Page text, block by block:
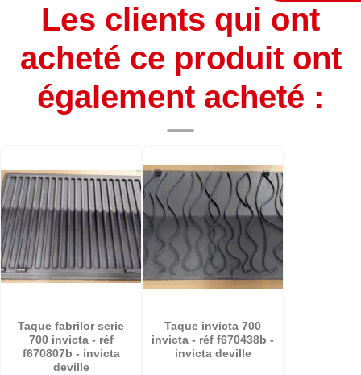
Les clients qui ont
acheté ce produit ont
également acheté :
Taque fabrilor serie
700 invicta - réf
f670807b - invicta
deville
Taque invicta 700
invicta - réf f670438b -
invicta deville